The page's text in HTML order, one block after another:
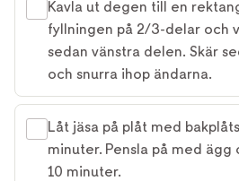
Kavla ut degen till en
fyllningen på 2/3-delar och
sedan vänstra delen. Skär
och snurra ihop ändarna.
Låt jäsa på plåt med
minuter. Pensla på med
10 minuter.